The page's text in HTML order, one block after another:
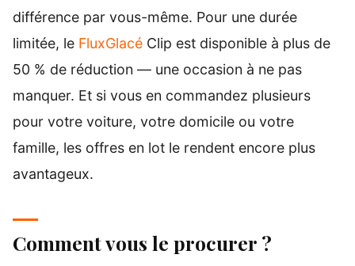
différence par vous-même. Pour une durée
limitée, le FluxGlacé Clip est disponible à plus de
50 % de réduction — une occasion à ne pas
manquer. Et si vous en commandez plusieurs
pour votre voiture, votre domicile ou votre
famille, les offres en lot le rendent encore plus
avantageux.
Comment vous le procurer ?